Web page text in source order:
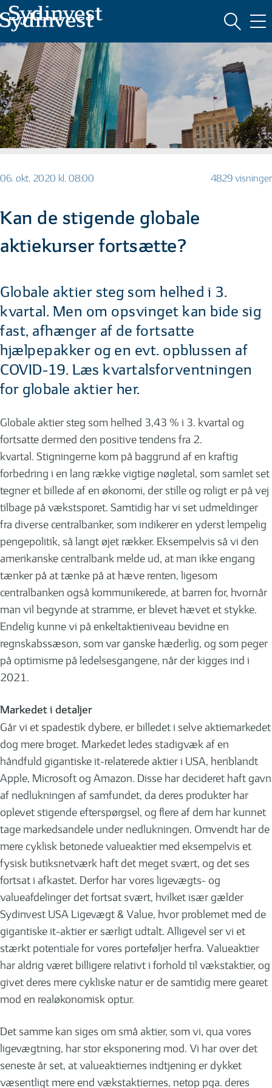
MARKEDSFØRINGSMATERIALE
06. okt. 2020 kl. 08:00 4829 visninger
Kan de stigende globale
aktiekurser fortsætte?
Globale aktier steg som helhed i 3.
kvartal. Men om opsvinget kan bide sig
fast, afhænger af de fortsatte
hjælpepakker og en evt. opblussen af
COVID-19. Læs kvartalsforventningen
for globale aktier her.
Globale aktier steg som helhed 3,43 % i 3. kvartal og
fortsatte dermed den positive tendens fra 2.
kvartal. Stigningerne kom på baggrund af en kraftig
forbedring i en lang række vigtige nøgletal, som samlet set
tegner et billede af en økonomi, der stille og roligt er på vej
tilbage på vækstsporet. Samtidig har vi set udmeldinger
fra diverse centralbanker, som indikerer en yderst lempelig
pengepolitik, så langt øjet rækker. Eksempelvis så vi den
amerikanske centralbank melde ud, at man ikke engang
tænker på at tænke på at hæve renten, ligesom
centralbanken også kommunikerede, at barren for, hvornår
man vil begynde at stramme, er blevet hævet et stykke.
Endelig kunne vi på enkeltaktieniveau bevidne en
regnskabssæson, som var ganske hæderlig, og som peger
på optimisme på ledelsesgangene, når der kigges ind i
2021.
Markedet i detaljer
Går vi et spadestik dybere, er billedet i selve aktiemarkedet
dog mere broget. Markedet ledes stadigvæk af en
håndfuld gigantiske it-relaterede aktier i USA, heriblandt
Apple, Microsoft og Amazon. Disse har decideret haft gavn
af nedlukningen af samfundet, da deres produkter har
oplevet stigende efterspørgsel, og flere af dem har kunnet
tage markedsandele under nedlukningen. Omvendt har de
mere cyklisk betonede valueaktier med eksempelvis et
fysisk butiksnetværk haft det meget svært, og det ses
fortsat i afkastet. Derfor har vores ligevægts- og
valueafdelinger det fortsat svært, hvilket især gælder
Sydinvest USA Ligevægt & Value, hvor problemet med de
gigantiske it-aktier er særligt udtalt. Alligevel ser vi et
stærkt potentiale for vores porteføljer herfra. Valueaktier
har aldrig været billigere relativt i forhold til vækstaktier, og
givet deres mere cykliske natur er de samtidig mere gearet
mod en realøkonomisk optur.
Det samme kan siges om små aktier, som vi, qua vores
ligevægtning, har stor eksponering mod. Vi har over det
seneste år set, at valueaktiernes indtjening er dykket
væsentligt mere end vækstaktiernes, netop pga. deres